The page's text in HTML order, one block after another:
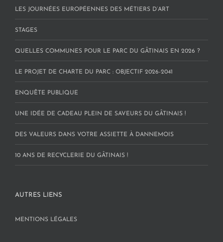
LES JOURNÉES EUROPÉENNES DES MÉTIERS D’ART
STAGES
QUELLES COMMUNES POUR LE PARC DU GÂTINAIS EN 2026 ?
LE PROJET DE CHARTE DU PARC : OBJECTIF 2026-2041
ENQUÊTE PUBLIQUE
UNE IDÉE DE CADEAU PLEIN DE SAVEURS DU GÂTINAIS !
DES VALEURS DANS VOTRE ASSIETTE À DANNEMOIS
10 ANS DE RECYCLERIE DU GÂTINAIS !
AUTRES LIENS
MENTIONS LÉGALES